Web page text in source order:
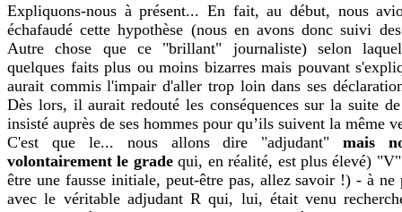
Expliquons-nous à présent... En fait, au début, nous
échafaudé cette hypothèse (nous en avons donc suivi
Autre chose que ce "brillant" journaliste) selon
quelques faits plus ou moins bizarres mais pouvant
aurait commis l'impair d'aller trop loin dans ses
Dès lors, il aurait redouté les conséquences sur la suite
insisté auprès de ses hommes pour qu’ils suivent la même
C'est que le... nous allons dire "adjudant"mais
volontairement le gradequi, en réalité, est plus élevé)
être une fausse initiale, peut-être pas, allez savoir !) - à ne
avec le véritable adjudant R qui, lui, était venu